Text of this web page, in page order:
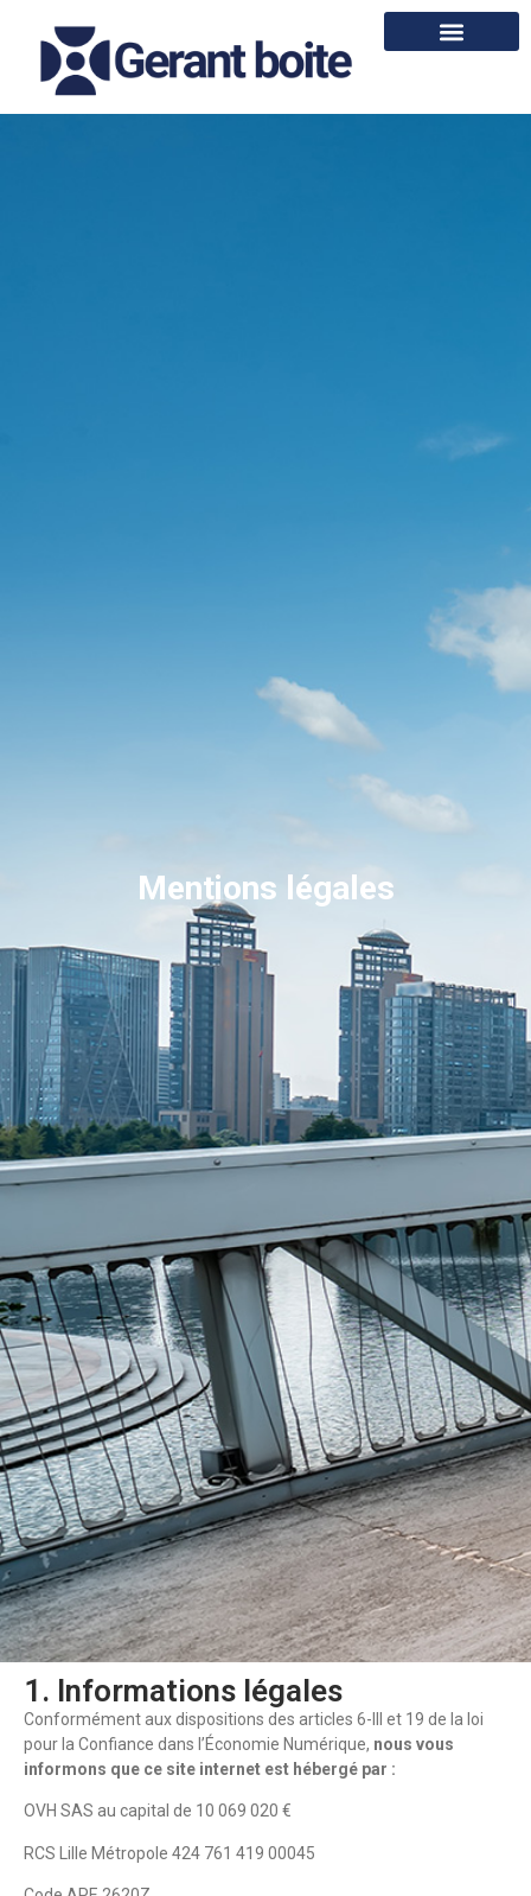
Mentions légales
1. Informations légales
Conformément aux dispositions des articles 6-III et 19 de la loi
pour la Confiance dans l’Économie Numérique, nous vous
informons que ce site internet est hébergé par :
OVH SAS au capital de 10 069 020 €
RCS Lille Métropole 424 761 419 00045